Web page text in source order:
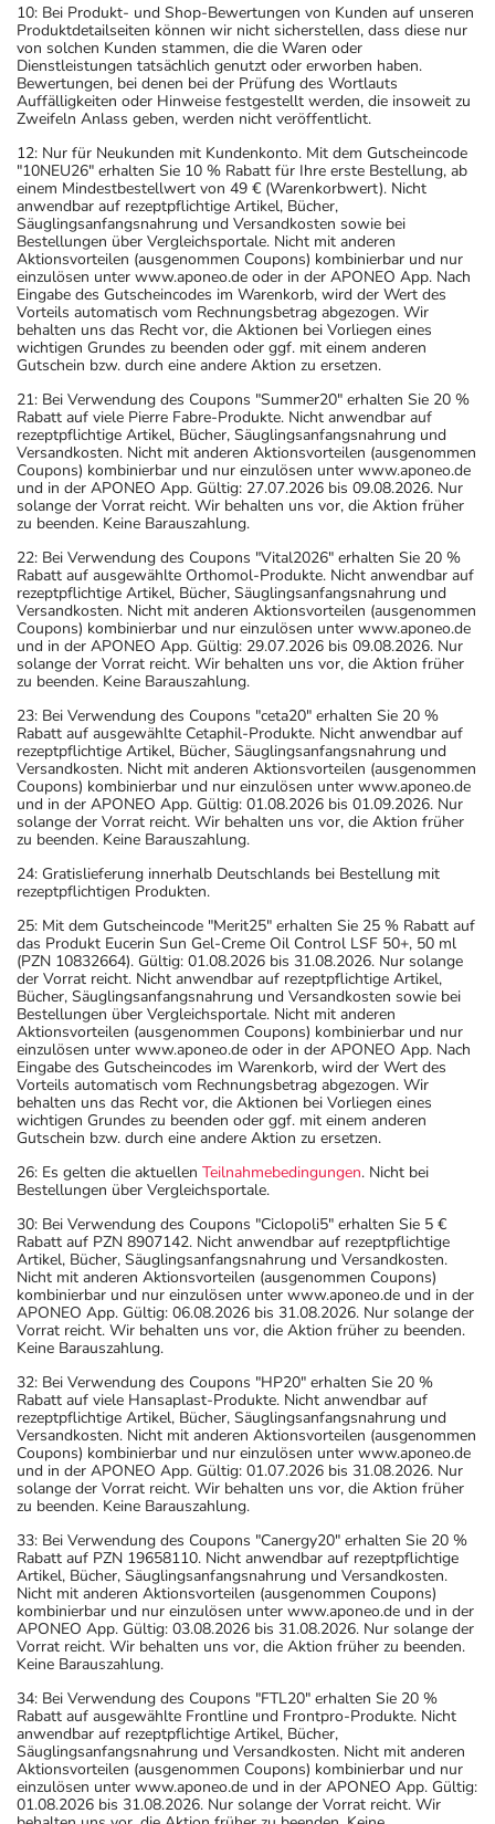
10: Bei Produkt- und Shop-Bewertungen von Kunden auf unseren
Produktdetailseiten können wir nicht sicherstellen, dass diese nur
von solchen Kunden stammen, die die Waren oder
Dienstleistungen tatsächlich genutzt oder erworben haben.
Bewertungen, bei denen bei der Prüfung des Wortlauts
Auffälligkeiten oder Hinweise festgestellt werden, die insoweit zu
Zweifeln Anlass geben, werden nicht veröffentlicht.
12: Nur für Neukunden mit Kundenkonto. Mit dem Gutscheincode
"10NEU26" erhalten Sie 10 % Rabatt für Ihre erste Bestellung, ab
einem Mindestbestellwert von 49 € (Warenkorbwert). Nicht
anwendbar auf rezeptpflichtige Artikel, Bücher,
Säuglingsanfangsnahrung und Versandkosten sowie bei
Bestellungen über Vergleichsportale. Nicht mit anderen
Aktionsvorteilen (ausgenommen Coupons) kombinierbar und nur
einzulösen unter www.aponeo.de oder in der APONEO App. Nach
Eingabe des Gutscheincodes im Warenkorb, wird der Wert des
Vorteils automatisch vom Rechnungsbetrag abgezogen. Wir
behalten uns das Recht vor, die Aktionen bei Vorliegen eines
wichtigen Grundes zu beenden oder ggf. mit einem anderen
Gutschein bzw. durch eine andere Aktion zu ersetzen.
21: Bei Verwendung des Coupons "Summer20" erhalten Sie 20 %
Rabatt auf viele Pierre Fabre-Produkte. Nicht anwendbar auf
rezeptpflichtige Artikel, Bücher, Säuglingsanfangsnahrung und
Versandkosten. Nicht mit anderen Aktionsvorteilen (ausgenommen
Coupons) kombinierbar und nur einzulösen unter www.aponeo.de
und in der APONEO App. Gültig: 27.07.2026 bis 09.08.2026. Nur
solange der Vorrat reicht. Wir behalten uns vor, die Aktion früher
zu beenden. Keine Barauszahlung.
22: Bei Verwendung des Coupons "Vital2026" erhalten Sie 20 %
Rabatt auf ausgewählte Orthomol-Produkte. Nicht anwendbar auf
rezeptpflichtige Artikel, Bücher, Säuglingsanfangsnahrung und
Versandkosten. Nicht mit anderen Aktionsvorteilen (ausgenommen
Coupons) kombinierbar und nur einzulösen unter www.aponeo.de
und in der APONEO App. Gültig: 29.07.2026 bis 09.08.2026. Nur
solange der Vorrat reicht. Wir behalten uns vor, die Aktion früher
zu beenden. Keine Barauszahlung.
23: Bei Verwendung des Coupons "ceta20" erhalten Sie 20 %
Rabatt auf ausgewählte Cetaphil-Produkte. Nicht anwendbar auf
rezeptpflichtige Artikel, Bücher, Säuglingsanfangsnahrung und
Versandkosten. Nicht mit anderen Aktionsvorteilen (ausgenommen
Coupons) kombinierbar und nur einzulösen unter www.aponeo.de
und in der APONEO App. Gültig: 01.08.2026 bis 01.09.2026. Nur
solange der Vorrat reicht. Wir behalten uns vor, die Aktion früher
zu beenden. Keine Barauszahlung.
24: Gratislieferung innerhalb Deutschlands bei Bestellung mit
rezeptpflichtigen Produkten.
25: Mit dem Gutscheincode "Merit25" erhalten Sie 25 % Rabatt auf
das Produkt Eucerin Sun Gel-Creme Oil Control LSF 50+, 50 ml
(PZN 10832664). Gültig: 01.08.2026 bis 31.08.2026. Nur solange
der Vorrat reicht. Nicht anwendbar auf rezeptpflichtige Artikel,
Bücher, Säuglingsanfangsnahrung und Versandkosten sowie bei
Bestellungen über Vergleichsportale. Nicht mit anderen
Aktionsvorteilen (ausgenommen Coupons) kombinierbar und nur
einzulösen unter www.aponeo.de oder in der APONEO App. Nach
Eingabe des Gutscheincodes im Warenkorb, wird der Wert des
Vorteils automatisch vom Rechnungsbetrag abgezogen. Wir
behalten uns das Recht vor, die Aktionen bei Vorliegen eines
wichtigen Grundes zu beenden oder ggf. mit einem anderen
Gutschein bzw. durch eine andere Aktion zu ersetzen.
26: Es gelten die aktuellen Teilnahmebedingungen. Nicht bei
Bestellungen über Vergleichsportale.
30: Bei Verwendung des Coupons "Ciclopoli5" erhalten Sie 5 €
Rabatt auf PZN 8907142. Nicht anwendbar auf rezeptpflichtige
Artikel, Bücher, Säuglingsanfangsnahrung und Versandkosten.
Nicht mit anderen Aktionsvorteilen (ausgenommen Coupons)
kombinierbar und nur einzulösen unter www.aponeo.de und in der
APONEO App. Gültig: 06.08.2026 bis 31.08.2026. Nur solange der
Vorrat reicht. Wir behalten uns vor, die Aktion früher zu beenden.
Keine Barauszahlung.
32: Bei Verwendung des Coupons "HP20" erhalten Sie 20 %
Rabatt auf viele Hansaplast-Produkte. Nicht anwendbar auf
rezeptpflichtige Artikel, Bücher, Säuglingsanfangsnahrung und
Versandkosten. Nicht mit anderen Aktionsvorteilen (ausgenommen
Coupons) kombinierbar und nur einzulösen unter www.aponeo.de
und in der APONEO App. Gültig: 01.07.2026 bis 31.08.2026. Nur
solange der Vorrat reicht. Wir behalten uns vor, die Aktion früher
zu beenden. Keine Barauszahlung.
33: Bei Verwendung des Coupons "Canergy20" erhalten Sie 20 %
Rabatt auf PZN 19658110. Nicht anwendbar auf rezeptpflichtige
Artikel, Bücher, Säuglingsanfangsnahrung und Versandkosten.
Nicht mit anderen Aktionsvorteilen (ausgenommen Coupons)
kombinierbar und nur einzulösen unter www.aponeo.de und in der
APONEO App. Gültig: 03.08.2026 bis 31.08.2026. Nur solange der
Vorrat reicht. Wir behalten uns vor, die Aktion früher zu beenden.
Keine Barauszahlung.
34: Bei Verwendung des Coupons "FTL20" erhalten Sie 20 %
Rabatt auf ausgewählte Frontline und Frontpro-Produkte. Nicht
anwendbar auf rezeptpflichtige Artikel, Bücher,
Säuglingsanfangsnahrung und Versandkosten. Nicht mit anderen
Aktionsvorteilen (ausgenommen Coupons) kombinierbar und nur
einzulösen unter www.aponeo.de und in der APONEO App. Gültig:
01.08.2026 bis 31.08.2026. Nur solange der Vorrat reicht. Wir